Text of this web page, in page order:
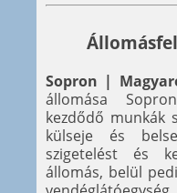
Sopron |
állomása
kezdődő munkák
külseje és
szigetelést és
állomás, belül